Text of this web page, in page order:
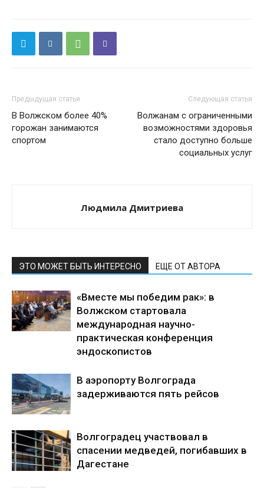
Предыдущая статья
В Волжском более 40%
горожан занимаются
спортом
Следующая статья
Волжанам с ограниченными
возможностями здоровья
стало доступно больше
социальных услуг
Людмила Дмитриева
ЭТО МОЖЕТ БЫТЬ ИНТЕРЕСНО ЕЩЕ ОТ АВТОРА
«Вместе мы победим рак»: в
Волжском стартовала
международная научно-
практическая конференция
эндоскопистов
В аэропорту Волгограда
задерживаются пять рейсов
Волгоградец участвовал в
спасении медведей, погибавших в
Дагестане